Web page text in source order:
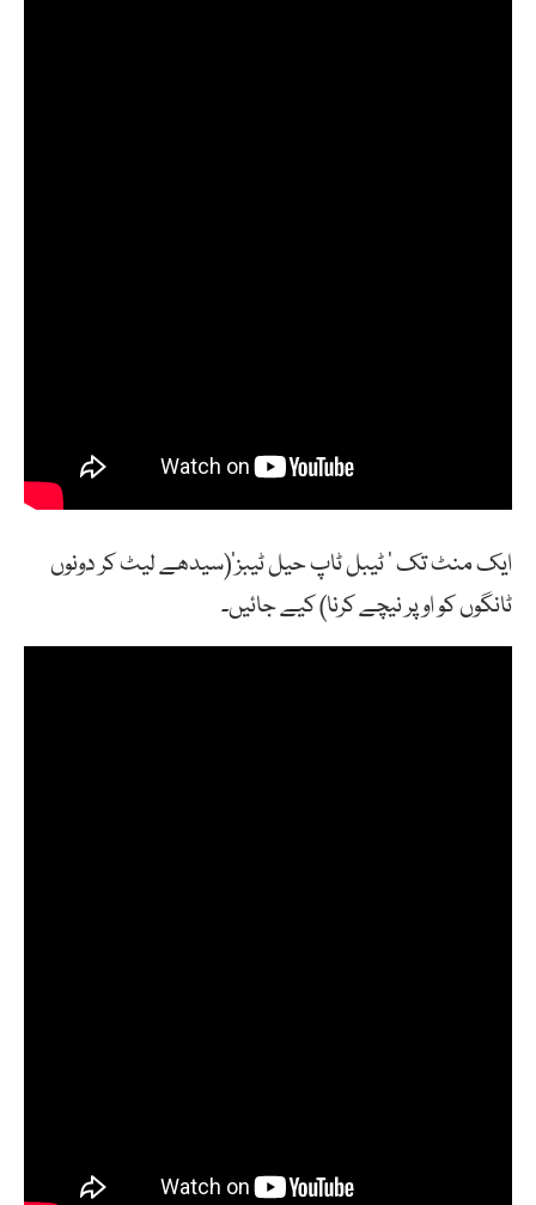
ایک منٹ تک ‘ ٹیبل ٹاپ حیل ٹیبز'(سیدھے لیٹ کر دونوں
ٹانگوں کو اوپر نیچے کرنا) کیے جائیں۔